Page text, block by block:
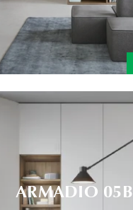
ARMADIO 05B